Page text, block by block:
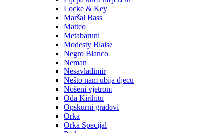
Locke & Key
Maršal Bass
Matteo
Metabaruni
Modesty Blaise
Negro Blanco
Neman
Nesavladimir
Nešto nam ubija djecu
Nošeni vjetrom
Oda Kirihitu
Opskurni gradovi
Orka
Orka Specijal